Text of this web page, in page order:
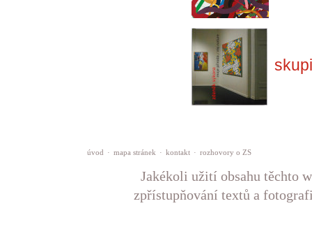
úvod · mapa stránek · kontakt · rozhovory o ZS
Jakékoli užití obsahu těchto
zpřístupňování textů a